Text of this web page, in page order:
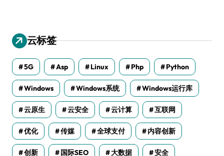
云标签
5G Asp Linux Php Python
Windows Windows系统 Windows运行库
云原生 云安全 云计算 互联网
优化 传媒 全球支付 内容创新
创新 国际SEO 大数据 安全